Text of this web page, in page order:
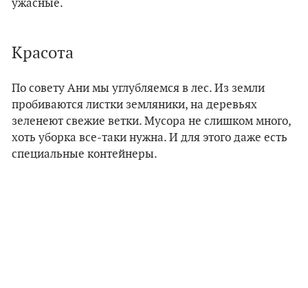
ужасные.
Красота
По совету Ани мы углубляемся в лес. Из земли
пробиваются листки земляники, на деревьях
зеленеют свежие ветки. Мусора не слишком много,
хоть уборка все-таки нужна. И для этого даже есть
специальные контейнеры.